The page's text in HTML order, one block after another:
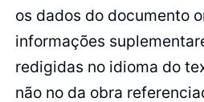
os dados do documento
informações
redigidas no idioma do
não no da obra